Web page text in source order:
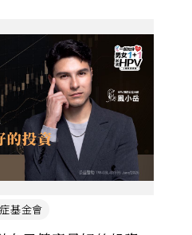
基金會